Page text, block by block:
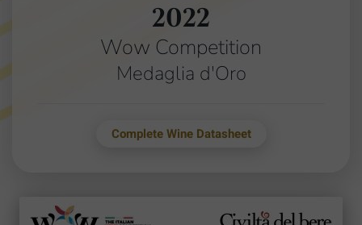
2022
Wow Competition
Medaglia d'Oro
Complete Wine Datasheet